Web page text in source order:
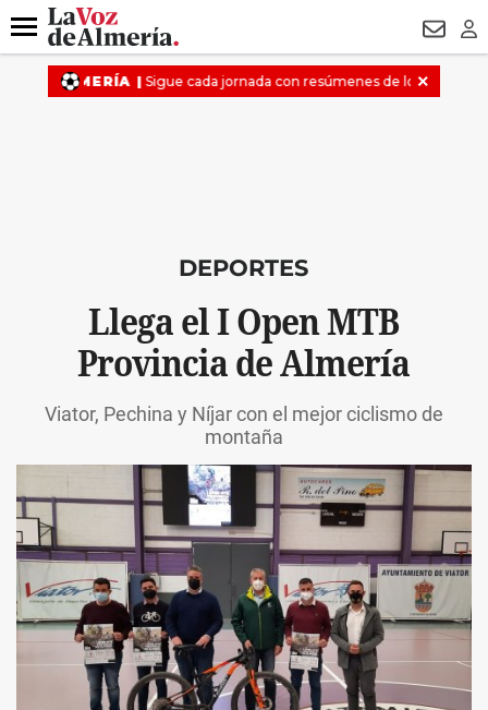
DESTACADO DRON UDA
Menú
DEPORTES
Llega el I Open MTB
Provincia de Almería
Viator, Pechina y Níjar con el mejor ciclismo de
montaña